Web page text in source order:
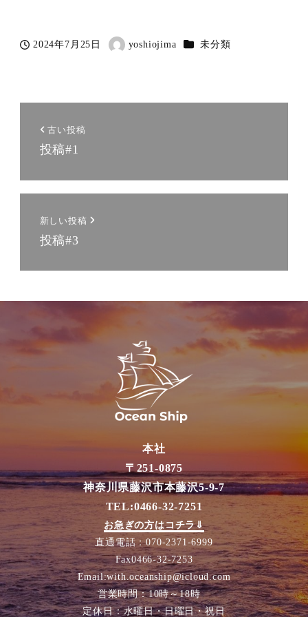
投稿日
2024年7月25日
著
yoshiojima カテゴリー
未分類
古い投稿
投稿#1
新しい投稿
投稿#3
本社
〒251-0875
神奈川県藤沢市本藤沢5-9-7
TEL:0466-32-7251
お急ぎの方はコチラ⇓
直通電話：070-2371-6999
Fax0466-32-7253
Email:with.oceanship@icloud.com
営業時間：10時～18時
定休日：水曜日・日曜日・祝日